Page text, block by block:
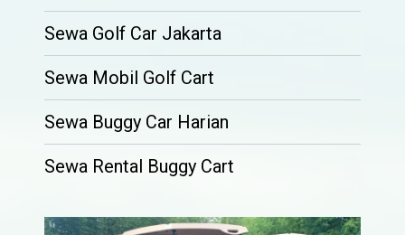
Sewa Golf Car Jakarta
Sewa Mobil Golf Cart
Sewa Buggy Car Harian
Sewa Rental Buggy Cart